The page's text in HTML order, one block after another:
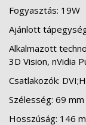
Fogyasztás: 19W
Ajánlott
Alkalmazott
3D Vision, nVidia
Csatlakozók:
Szélesség: 69 mm
Hosszúság: 146